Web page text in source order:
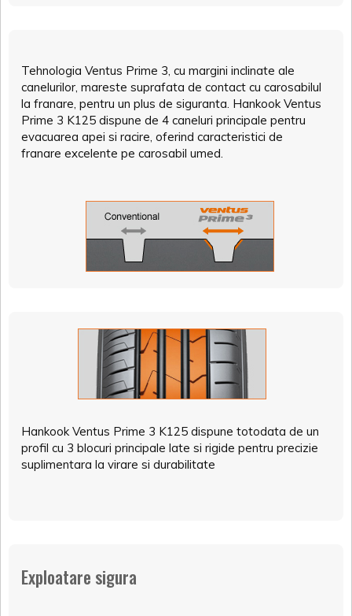
Tehnologia Ventus Prime 3, cu margini inclinate ale
canelurilor, mareste suprafata de contact cu carosabilul
la franare, pentru un plus de siguranta. Hankook Ventus
Prime 3 K125 dispune de 4 caneluri principale pentru
evacuarea apei si racire, oferind caracteristici de
franare excelente pe carosabil umed.
Hankook Ventus Prime 3 K125 dispune totodata de un
profil cu 3 blocuri principale late si rigide pentru precizie
suplimentara la virare si durabilitate
Exploatare sigura